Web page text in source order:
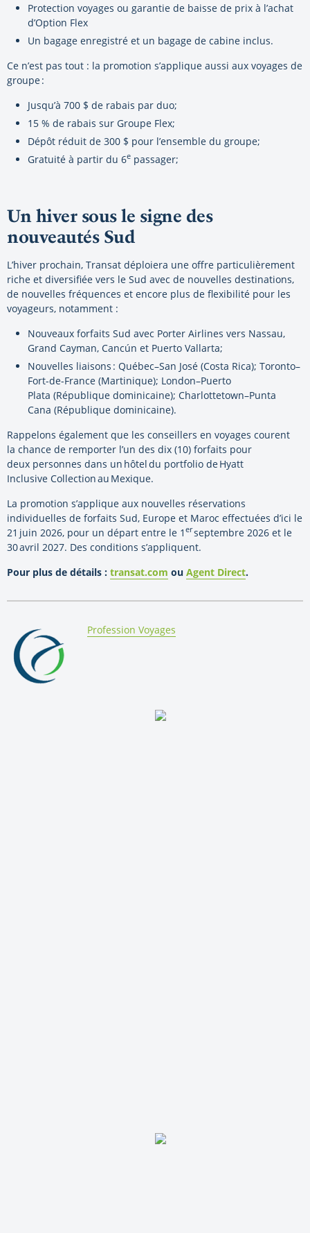
Protection voyages ou garantie de baisse de prix à l’achat
d’Option Flex
Un bagage enregistré et un bagage de cabine inclus.
Ce n’est pas tout : la promotion s’applique aussi aux voyages de
groupe :
Jusqu’à 700 $ de rabais par duo;
15 % de rabais sur Groupe Flex;
Dépôt réduit de 300 $ pour l’ensemble du groupe;
Gratuité à partir du 6e passager;
Un hiver sous le signe des
nouveautés Sud
L’hiver prochain, Transat déploiera une offre particulièrement
riche et diversifiée vers le Sud avec de nouvelles destinations,
de nouvelles fréquences et encore plus de flexibilité pour les
voyageurs, notamment :
Nouveaux forfaits Sud avec Porter Airlines vers Nassau,
Grand Cayman, Cancún et Puerto Vallarta;
Nouvelles liaisons : Québec–San José (Costa Rica); Toronto–
Fort-de-France (Martinique); London–Puerto
Plata (République dominicaine); Charlottetown–Punta
Cana (République dominicaine).
Rappelons également que les conseillers en voyages courent
la chance de remporter l’un des dix (10) forfaits pour
deux personnes dans un hôtel du portfolio de Hyatt
Inclusive Collection au Mexique.
La promotion s’applique aux nouvelles réservations
individuelles de forfaits Sud, Europe et Maroc effectuées d’ici le
21 juin 2026, pour un départ entre le 1 erseptembre 2026 et le
30 avril 2027. Des conditions s’appliquent.
Pour plus de détails : transat.com ou Agent Direct.
By:
Profession Voyages